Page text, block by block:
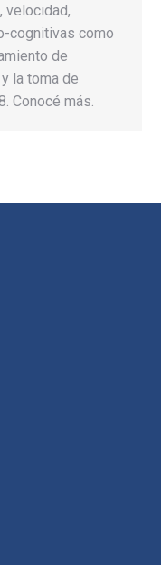
velocidad,
cognitivas como
de
la toma de
Conocé más.